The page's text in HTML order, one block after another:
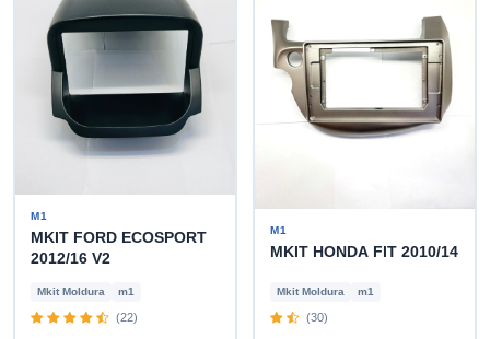
M1
MKIT FORD ECOSPORT
2012/16 V2
Mkit Moldura m1
(22)
M1
MKIT HONDA FIT 2010/14
Mkit Moldura m1
(30)